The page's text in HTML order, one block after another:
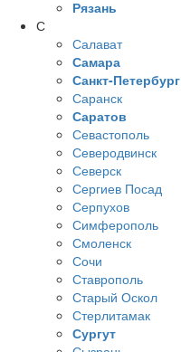
Рязань
С
Салават
Самара
Санкт-Петербург
Саранск
Саратов
Севастополь
Северодвинск
Северск
Сергиев Посад
Серпухов
Симферополь
Смоленск
Сочи
Ставрополь
Старый Оскол
Стерлитамак
Сургут